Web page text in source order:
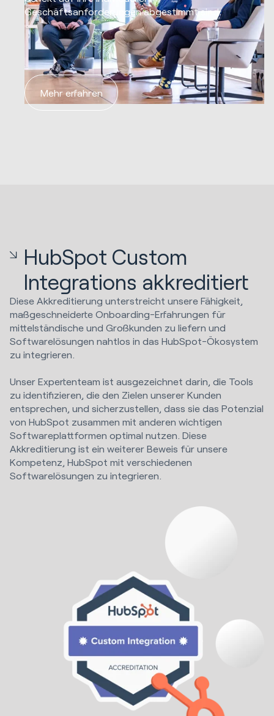
Geschäftsanforderungen abgestimmt sind.
Mehr erfahren
HubSpot Custom
Integrations akkreditiert
Diese Akkreditierung unterstreicht unsere Fähigkeit,
maßgeschneiderte Onboarding-Erfahrungen für
mittelständische und Großkunden zu liefern und
Softwarelösungen nahtlos in das HubSpot-Ökosystem
zu integrieren.
Unser Expertenteam ist ausgezeichnet darin, die Tools
zu identifizieren, die den Zielen unserer Kunden
entsprechen, und sicherzustellen, dass sie das Potenzial
von HubSpot zusammen mit anderen wichtigen
Softwareplattformen optimal nutzen. Diese
Akkreditierung ist ein weiterer Beweis für unsere
Kompetenz, HubSpot mit verschiedenen
Softwarelösungen zu integrieren.